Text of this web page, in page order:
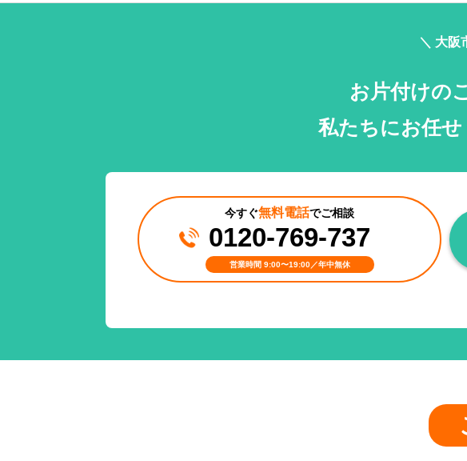
＼ 大阪
お片付けの
私たちにお任せ
今すぐ無料電話でご相談
0120-769-737
営業時間 9:00〜19:00／年中無休